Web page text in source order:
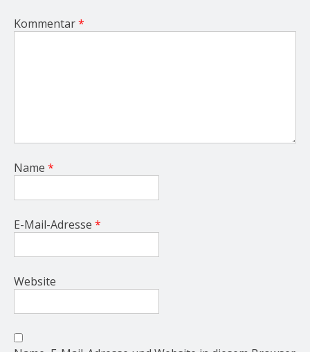
Kommentar*
Name *
E-Mail-Adresse *
Website